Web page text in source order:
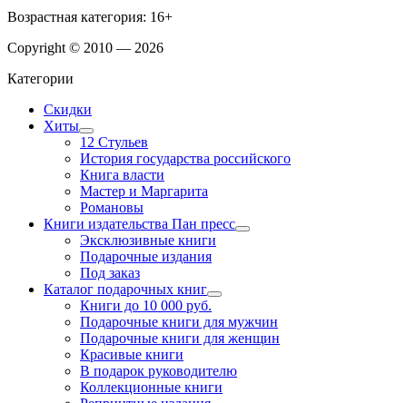
Возрастная категория: 16+
Copyright © 2010 — 2026
Категории
Скидки
Хиты
12 Стульев
История государства российского
Книга власти
Мастер и Маргарита
Романовы
Книги издательства Пан пресс
Эксклюзивные книги
Подарочные издания
Под заказ
Каталог подарочных книг
Книги до 10 000 руб.
Подарочные книги для мужчин
Подарочные книги для женщин
Красивые книги
В подарок руководителю
Коллекционные книги